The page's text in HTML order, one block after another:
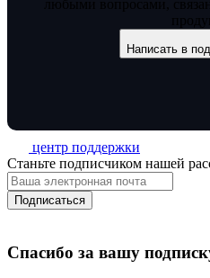
любыми вопросами,
Написать в
центр поддержки
Станьте подписчиком нашей
Подписаться
Спасибо за вашу